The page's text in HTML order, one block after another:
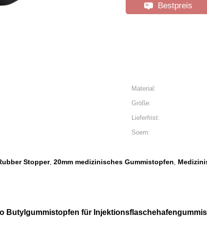
Bestpreis
Material:
Größe:
Lieferfrist:
Soem:
Stopper, 20mm medizinisches Gummistopfen,
Butylgummistopfen für